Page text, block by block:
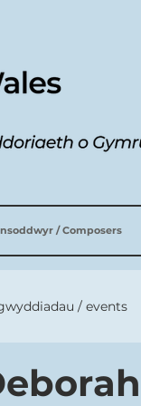
/ Composers
/ events